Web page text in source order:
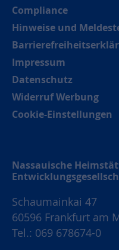
Compliance
Hinweise und
Impressum
Datenschutz
Widerruf Werbung
Cookie-Einstellungen
Nassauische
Schaumainkai 47
60596 Frankfurt am
Tel.: 069 678674-0